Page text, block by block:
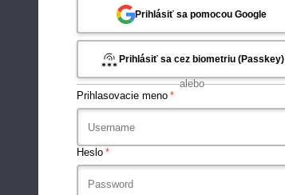
Prihlásiť sa pomocou Google
Prihlásiť sa cez biometriu (Passkey)
alebo
Prihlasovacie meno
Heslo